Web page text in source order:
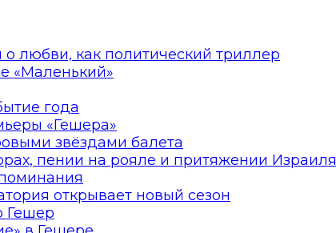
любви, как политический триллер
«Маленький»
года
«Гешера»
звёздами балета
пении на рояле и притяжении Израиля
открывает новый сезон
Гешер